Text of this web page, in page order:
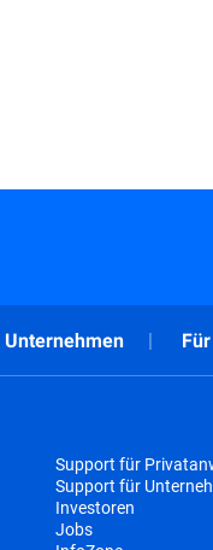
Unternehmen
Support für
Support für
Investoren
Jobs